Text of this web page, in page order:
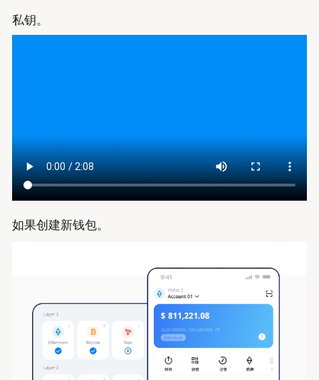
私钥。
如果创建新钱包。